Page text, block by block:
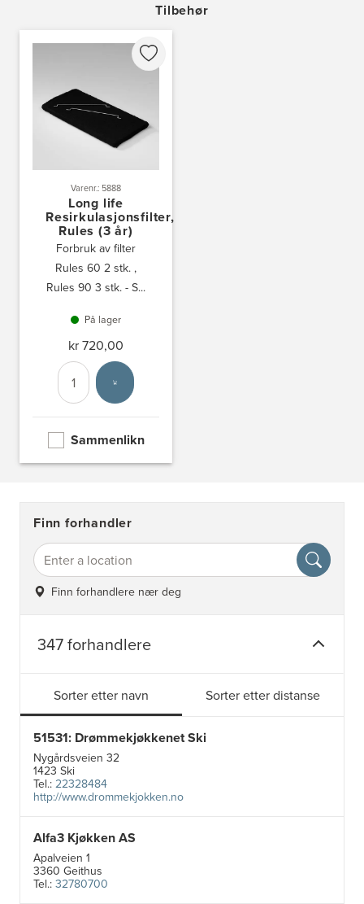
Tilbehør
Varenr.: 5888
Long life
Resirkulasjonsfilter,
Rules (3 år)
Forbruk av filter
Rules 60 2 stk. ,
Rules 90 3 stk. - S...
På lager
kr 720,00
Antall
Velg enhet
Sammenlikn
Finn forhandler
Finn forhandlere nær deg
347 forhandlere
Sorter etter navn Sorter etter distanse
51531: Drømmekjøkkenet Ski
Nygårdsveien 32
1423 Ski
Tel.: 22328484
http://www.drommekjokken.no
Alfa3 Kjøkken AS
Apalveien 1
3360 Geithus
Tel.: 32780700